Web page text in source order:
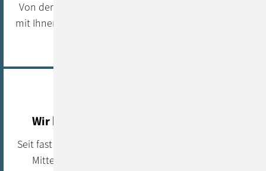
Von der Strategie bis zur Applikation: Wir entwickeln
mit Ihnen gemeinsam maßgeschneiderte Lösungen –
Wir können Handwerk statt Buzzwords
Seit fast 40 Jahren vertrauen Unternehmen aus dem
Mittelstand und Konzernumfeld auf unsere IT-